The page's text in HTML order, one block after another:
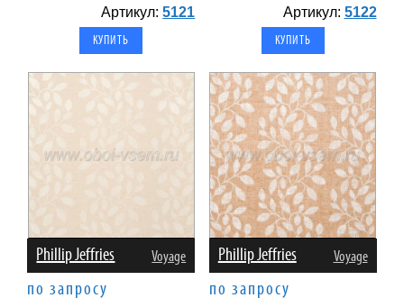
Артикул:5121 Артикул: 5122
Phillip Jeffries Voyage
по запросу
Phillip Jeffries Voyage
по запросу